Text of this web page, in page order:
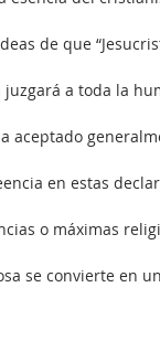
de que
a toda la
aceptado
en estas
o máximas
se convierte en